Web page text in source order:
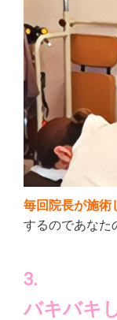
毎回院長が施術
するのであなた
3.
バキバキ